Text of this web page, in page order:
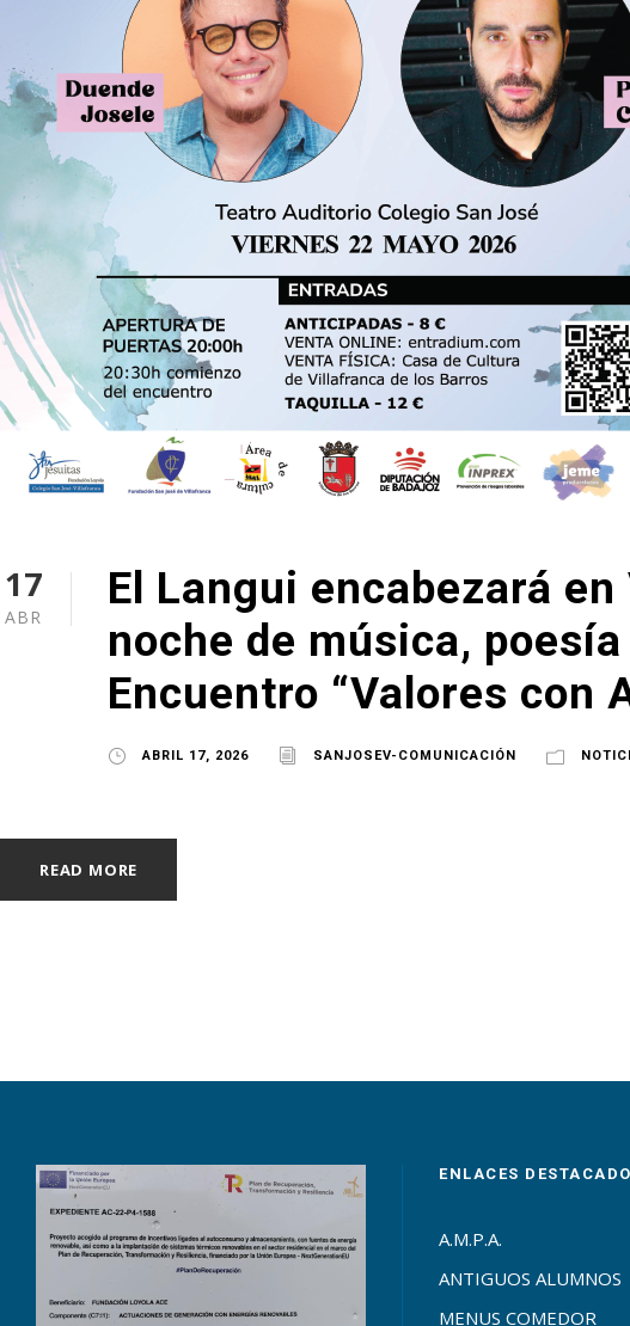
17
ABR
El Langui encabezará
noche de música,
Encuentro “Valores con
ABRIL 17, 2026 SANJOSEV-COMUNICACIÓN
READ MORE
ENLACES
A.M.P.A.
ANTIGUOS ALUMNOS
MENUS COMEDOR